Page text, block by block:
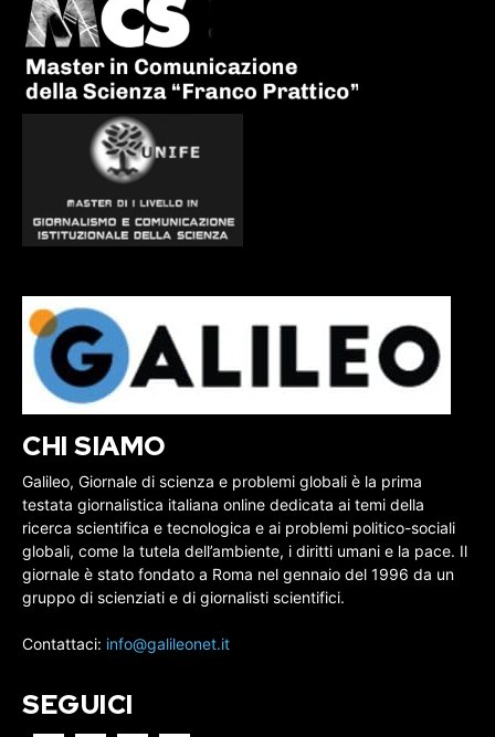
CHI SIAMO
Galileo, Giornale di scienza e problemi globali è la prima
testata giornalistica italiana online dedicata ai temi della
ricerca scientifica e tecnologica e ai problemi politico-sociali
globali, come la tutela dell’ambiente, i diritti umani e la pace. Il
giornale è stato fondato a Roma nel gennaio del 1996 da un
gruppo di scienziati e di giornalisti scientifici.
Contattaci: info@galileonet.it
SEGUICI